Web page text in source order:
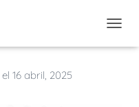
el 16 abril, 2025